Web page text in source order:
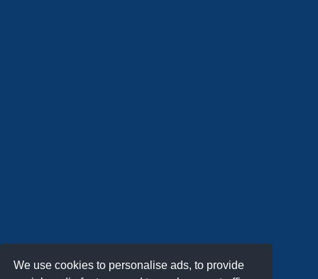
We use cookies to personalise ads, to provide